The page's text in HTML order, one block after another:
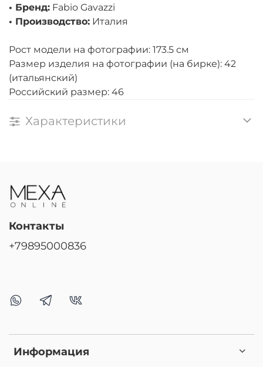
• Бренд: Fabio Gavazzi
• Производство: Италия
Рост модели на фотографии: 173.5 см
Размер изделия на фотографии (на бирке): 42
(итальянский)
Российский размер: 46
Характеристики
Информация
Контакты
+79895000836